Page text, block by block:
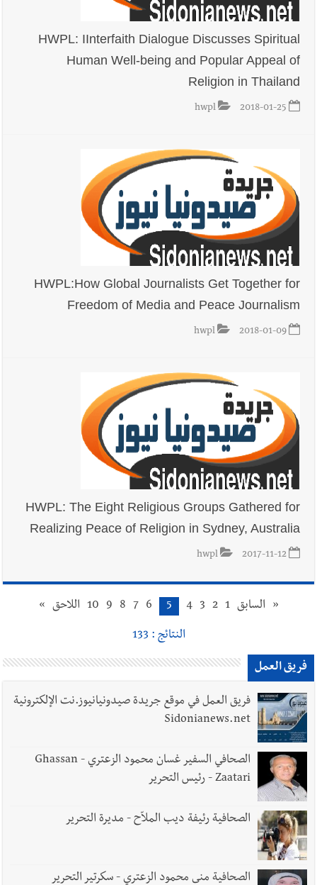
HWPL: IInterfaith Dialogue Discusses Spiritual
Human Well-being and Popular Appeal of
Religion in Thailand
2018-01-25
hwpl
HWPL:How Global Journalists Get Together for
Freedom of Media and Peace Journalism
2018-01-09
hwpl
HWPL: The Eight Religious Groups Gathered for
Realizing Peace of Religion in Sydney, Australia
2017-11-12
hwpl
« السابق 1
2
3
4
5
6
7
8
9
10 اللاحق »
النتائج : 133
فريق العمل
فريق العمل في موقع جريدة صيدونيانيوز.نت الإلكترونية
Sidonianews.net
الصحافي السفير غسان محمود الزعتري - Ghassan
Zaatari - رئيس التحرير
الصحافية رئيفة ديب الملاّح - مديرة التحرير
الصحافية منى محمود الزعتري - سكرتير التحرير